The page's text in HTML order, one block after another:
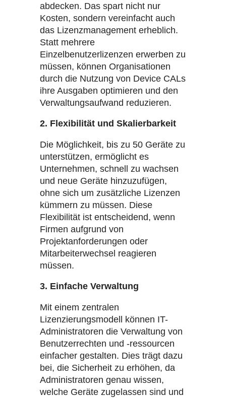
abdecken. Das spart nicht nur
Kosten, sondern vereinfacht auch
das Lizenzmanagement erheblich.
Statt mehrere
Einzelbenutzerlizenzen erwerben zu
müssen, können Organisationen
durch die Nutzung von Device CALs
ihre Ausgaben optimieren und den
Verwaltungsaufwand reduzieren.
2. Flexibilität und Skalierbarkeit
Die Möglichkeit, bis zu 50 Geräte zu
unterstützen, ermöglicht es
Unternehmen, schnell zu wachsen
und neue Geräte hinzuzufügen,
ohne sich um zusätzliche Lizenzen
kümmern zu müssen. Diese
Flexibilität ist entscheidend, wenn
Firmen aufgrund von
Projektanforderungen oder
Mitarbeiterwechsel reagieren
müssen.
3. Einfache Verwaltung
Mit einem zentralen
Lizenzierungsmodell können IT-
Administratoren die Verwaltung von
Benutzerrechten und -ressourcen
einfacher gestalten. Dies trägt dazu
bei, die Sicherheit zu erhöhen, da
Administratoren genau wissen,
welche Geräte zugelassen sind und